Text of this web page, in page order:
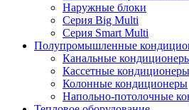
Наружные блоки
Серия Big Multi
Серия Smart Multi
Полупромышленные
Канальные
Кассетные кондиционеры
Колонные кондиционеры
Напольно-потолочные